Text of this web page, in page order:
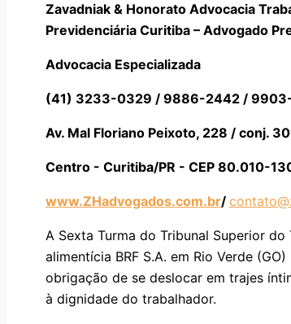
Zavadniak & Honorato Advocacia
Previdenciária Curitiba – Advogado
Advocacia Especializada
(41) 3233-0329 / 9886-2442 /
Av. Mal Floriano Peixoto, 228 / conj.
Centro - Curitiba/PR - CEP 80.010-
www.ZHadvogados.com.br/
A Sexta Turma do Tribunal Superior
alimentícia BRF S.A. em Rio Verde
obrigação de se deslocar em trajes
à dignidade do trabalhador.